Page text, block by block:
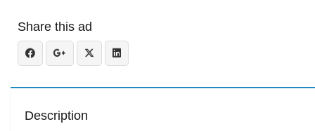
Share this ad
Description